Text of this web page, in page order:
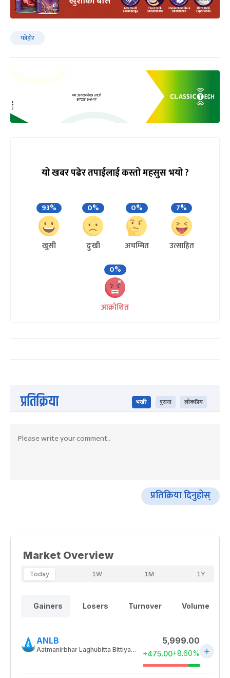
फोहोर
यो खबर पढेर तपाईलाई कस्तो महसुस भयो ?
93%
खुसी
0%
दुःखी
0%
अचम्मित
7%
उत्साहित
0%
आक्रोशित
प्रतिक्रिया भर्खरै पुराना लोकप्रिय
प्रतिक्रिया दिनुहोस्